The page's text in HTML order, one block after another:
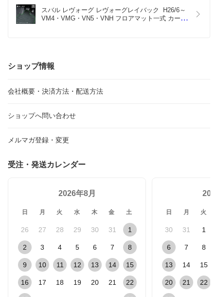
定クリップに対応した固定穴であってほしかった。せっかく
買った商品なので運転席でも使っているが、ずれてアクセル
ペダルに引っかからないかだけが心配。
スバル レヴォーグ レヴォーグレイバック  H26/6～
VM4・VMG・VN5・VNH フロアマット一式 カーマ
ショップ情報
会社概要・決済方法・配送方法
ショップへ問い合わせ
メルマガ登録・変更
受注・発送カレンダー
2026年8月
日 月 火 水 木 金 土
26 27 28 29 30 31 1
2 3 4 5 6 7 8
9 10 11 12 13 14 15
16 17 18 19 20 21 22
日 月 火
30 31 1
6 7 8
13 14 15
20 21 22